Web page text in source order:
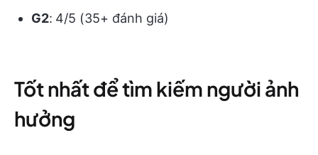
G2: 4/5 (35+ đánh giá)
Tốt nhất để tìm kiếm người ảnh
hưởng